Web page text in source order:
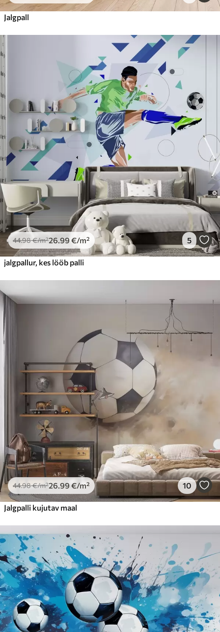
Jalgpall
44.98€/m²26 .99 €/m² 5
jalgpallur, kes lööb palli
44.98€/m²26 .99 €/m² 10
Jalgpalli kujutav maal